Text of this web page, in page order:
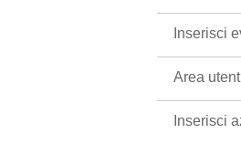
Inserisci
Area
Inserisci